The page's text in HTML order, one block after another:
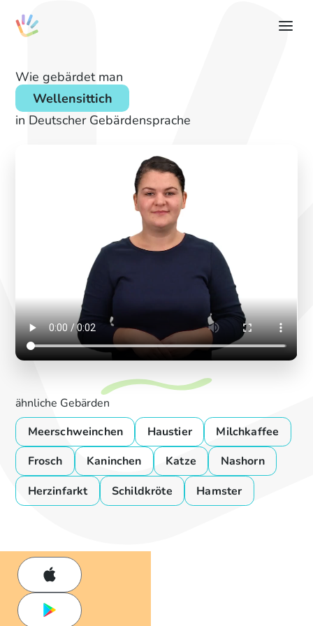
Wie gebärdet man
Wellensittich
in Deutscher Gebärdensprache
ähnliche Gebärden
Meerschweinchen
Haustier
Milchkaffee
Frosch
Kaninchen Katze
Nashorn
Herzinfarkt
Schildkröte Hamster